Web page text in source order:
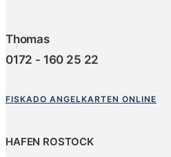
Thomas
0172 - 160 25 22
FISKADO ANGELKARTEN ONLINE
HAFEN ROSTOCK